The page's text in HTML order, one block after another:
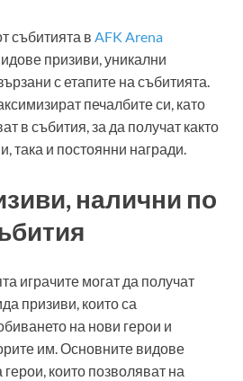
събитията в AFK Arena
призиви, уникални
с етапите на събитията.
печалбите си, като
в събития, за да получат както
така и постоянни награди.
налични по
играчите могат да получат
призиви, които са
на нови герои и
им. Основните видове
които позволяват на